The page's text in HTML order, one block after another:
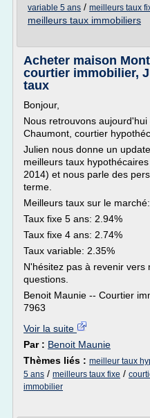
variable 5 ans / meilleurs taux
meilleurs taux immobiliers
Acheter maison
courtier immobilier,
taux
Bonjour,
Nous retrouvons aujourd'hui
Chaumont, courtier
Julien nous donne un
meilleurs taux
2014) et nous parle des
terme.
Meilleurs taux sur le marché:
Taux fixe 5 ans: 2.94%
Taux fixe 4 ans: 2.74%
Taux variable: 2.35%
N'hésitez pas à revenir vers
questions.
Benoit Maunie -- Courtier
7963
Voir la suite
Par : Benoit Maunie
Thèmes liés : meilleur taux
5 ans / meilleurs taux fixe /
immobilier